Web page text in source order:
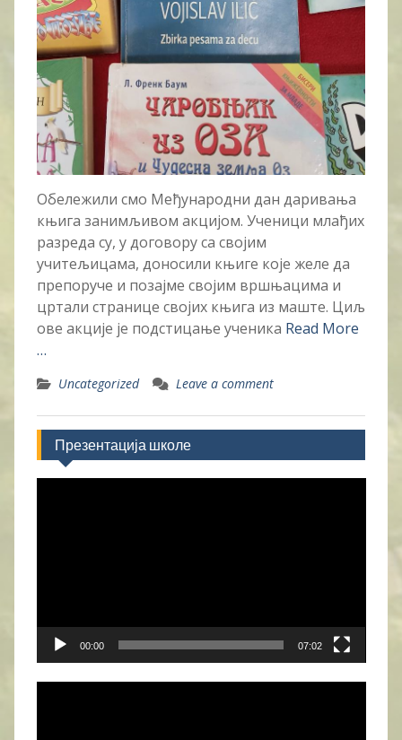
Обележили смо Међународни дан даривања
књига занимљивом акцијом. Ученици млађих
разреда су, у договору са својим
учитељицама, доносили књиге које желе да
препоруче и позајме својим вршњацима и
цртали странице својих књига из маште. Циљ
ове акције је подстицање ученика Read More
…
Uncategorized Leave a comment
Презентација школе
00:00 07:02